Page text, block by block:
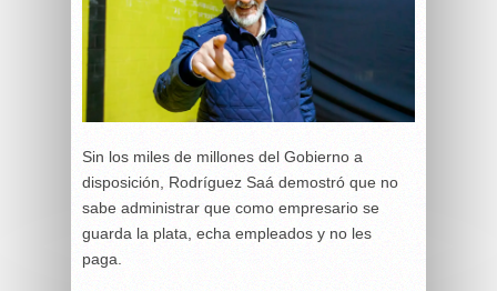
Sin los miles de millones del Gobierno a
disposición, Rodríguez Saá demostró que no
sabe administrar que como empresario se
guarda la plata, echa empleados y no les
paga.